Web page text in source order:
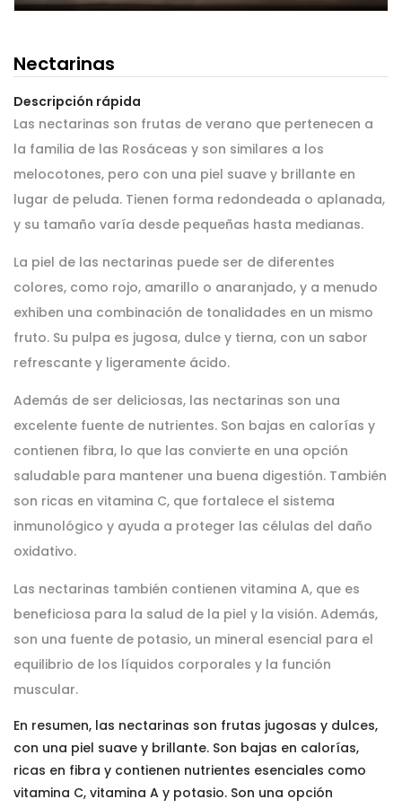
Nectarinas
Descripción rápida
Las nectarinas son frutas de verano que pertenecen a
la familia de las Rosáceas y son similares a los
melocotones, pero con una piel suave y brillante en
lugar de peluda. Tienen forma redondeada o aplanada,
y su tamaño varía desde pequeñas hasta medianas.
La piel de las nectarinas puede ser de diferentes
colores, como rojo, amarillo o anaranjado, y a menudo
exhiben una combinación de tonalidades en un mismo
fruto. Su pulpa es jugosa, dulce y tierna, con un sabor
refrescante y ligeramente ácido.
Además de ser deliciosas, las nectarinas son una
excelente fuente de nutrientes. Son bajas en calorías y
contienen fibra, lo que las convierte en una opción
saludable para mantener una buena digestión. También
son ricas en vitamina C, que fortalece el sistema
inmunológico y ayuda a proteger las células del daño
oxidativo.
Las nectarinas también contienen vitamina A, que es
beneficiosa para la salud de la piel y la visión. Además,
son una fuente de potasio, un mineral esencial para el
equilibrio de los líquidos corporales y la función
muscular.
En resumen, las nectarinas son frutas jugosas y dulces,
con una piel suave y brillante. Son bajas en calorías,
ricas en fibra y contienen nutrientes esenciales como
vitamina C, vitamina A y potasio. Son una opción